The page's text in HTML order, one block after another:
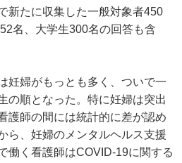
新たに収集した一般対象者450
名、大学生300名の回答も含
妊婦がもっとも多く、ついで一
の順となった。特に妊婦は突出
護師の間には統計的に差が認め
ら、妊婦のメンタルヘルス支援
働く看護師はCOVID-19に関する